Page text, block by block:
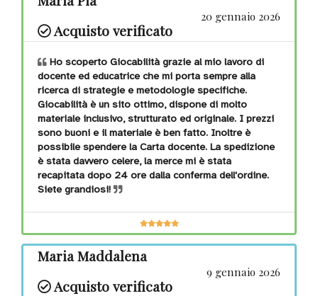
Open ended
Sensoriali
Sonori
Stimolazione
20 gennaio 2026
Acquisto verificato
Ho scoperto Giocabilità grazie al mio lavoro di
docente ed educatrice che mi porta sempre alla
ricerca di strategie e metodologie specifiche.
Giocabilità è un sito ottimo, dispone di molto
materiale inclusivo, strutturato ed originale. I prezzi
sono buoni e il materiale è ben fatto. Inoltre è
possibile spendere la Carta docente. La spedizione
è stata davvero celere, la merce mi è stata
recapitata dopo 24 ore dalla conferma dell'ordine.
Siete grandiosi!
Maria Maddalena
9 gennaio 2026
Acquisto verificato